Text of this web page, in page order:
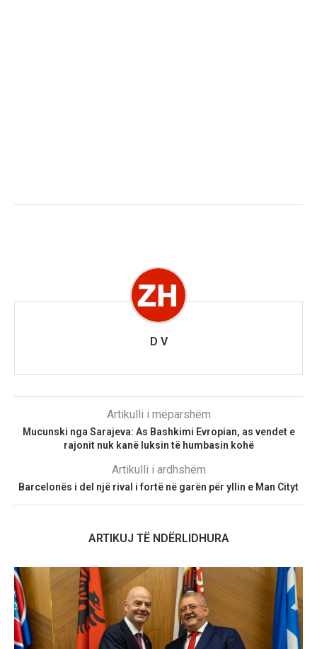
D V
Artikulli i mëparshëm
Mucunski nga Sarajeva: As Bashkimi Evropian, as vendet e
rajonit nuk kanë luksin të humbasin kohë
Artikulli i ardhshëm
Barcelonës i del një rival i fortë në garën për yllin e Man Cityt
ARTIKUJ TË NDËRLIDHURA